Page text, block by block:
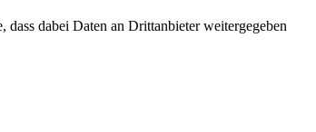
dabei Daten an Drittanbieter weitergegeben